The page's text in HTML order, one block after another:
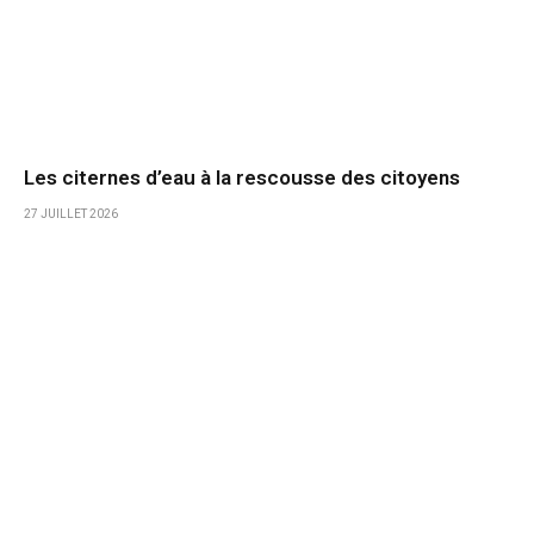
Les citernes d’eau à la rescousse des citoyens
27 JUILLET 2026